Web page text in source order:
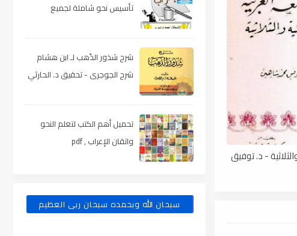
- د. توفيق
تأسيس نحو شاملة لجميع
شرح شذور الذّهب لـ ابن هشام
شرح الجوجرى - تحقيق د. الحارثي
تحميل أهم الكتب لتعلم النحو
واتقان الإعراب , pdf
سبحان الله وبحمده سبحان ربى العظيم